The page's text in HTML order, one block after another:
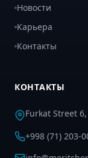
Новости
Карьера
Контакты
КОНТАКТЫ
Furkat Street
+998 (71) 203-